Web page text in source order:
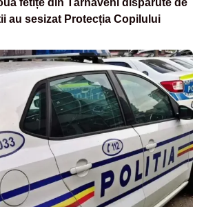
fetițe din Târnăveni dispărute de
au sesizat Protecția Copilului